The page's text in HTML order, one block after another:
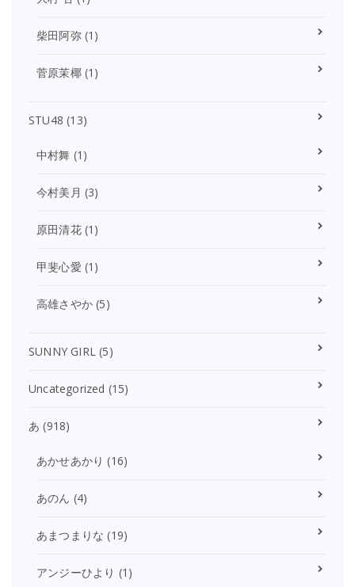
柴田阿弥(1)
菅原茉椰(1)
STU48 (13)
中村舞 (1)
今村美月 (3)
原田清花(1)
甲斐心愛 (1)
高雄さやか (5)
SUNNY GIRL (5)
Uncategorized (15)
あ (918)
あかせあかり (16)
あのん (4)
あまつまりな (19)
アンジーひより (1)